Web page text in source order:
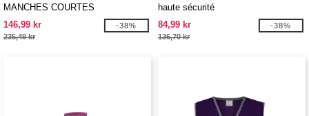
MANCHES COURTES
146,99 kr
235,49 kr
-38%
haute sécurité
84,99 kr
136,70 kr
-38%